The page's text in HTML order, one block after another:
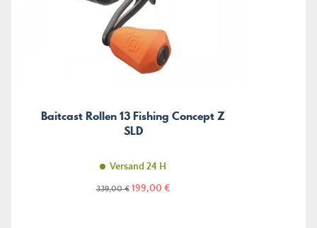
Baitcast Rollen 13 Fishing Concept Z
SLD
Versand 24 H
Regulärer
339,00 € Preis
199,00 €